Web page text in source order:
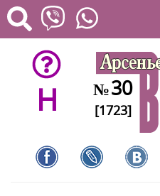
H №30
[1723]